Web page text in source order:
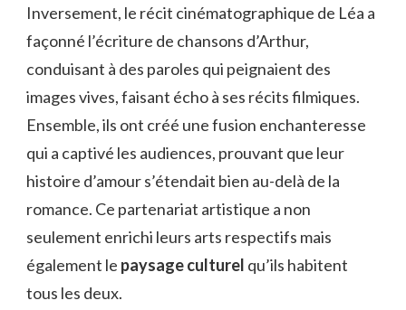
Inversement, le récit cinématographique de Léa a
façonné l’écriture de chansons d’Arthur,
conduisant à des paroles qui peignaient des
images vives, faisant écho à ses récits filmiques.
Ensemble, ils ont créé une fusion enchanteresse
qui a captivé les audiences, prouvant que leur
histoire d’amour s’étendait bien au-delà de la
romance. Ce partenariat artistique a non
seulement enrichi leurs arts respectifs mais
également le paysage culturel qu’ils habitent
tous les deux.